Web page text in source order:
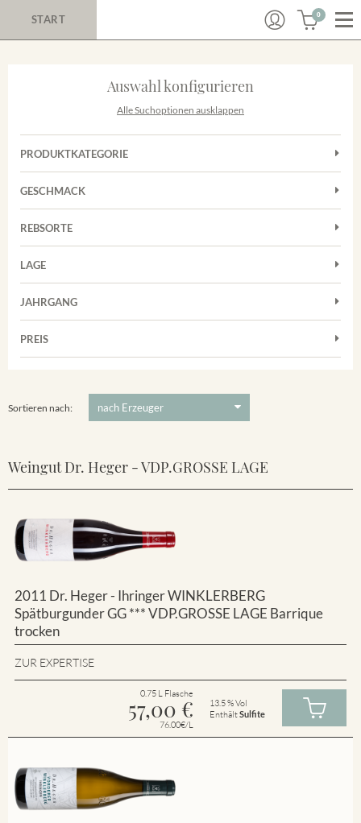
START 0
Auswahl konfigurieren
Alle Suchoptionen ausklappen
PRODUKTKATEGORIE
Cuvées
Rosé
Weißwein
GESCHMACK
Trocken
REBSORTE
Chardonnay
Grauburgunder
Riesling
LAGE
Achkarrer Schlossberg
Vorderer Winklerberg
Winklerberg Hinter Winklen
JAHRGANG
PREIS
Sortieren nach:
Weingut Dr. Heger - VDP.GROSSE LAGE
2011 Dr. Heger - Ihringer WINKLERBERG
Spätburgunder GG *** VDP.GROSSE LAGE Barrique
trocken
ZUR EXPERTISE
0.75 L Flasche
57,00 €
76.00€/L
13.5 % Vol
EnthältSulfite